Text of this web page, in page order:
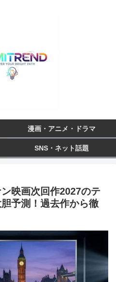
漫画・アニメ・ドラマ
SNS・ネット話題
ン映画次回作2027のテ
予測！過去作から徹